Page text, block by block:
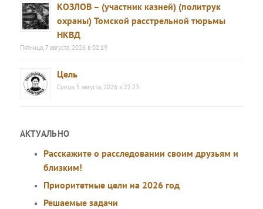
КОЗЛОВ – (участник казней) (политрук
охраны) Томской расстрельной тюрьмы
НКВД
Пятница, 7 августа, 2026 в 02:19
Цель
Среда, 5 августа, 2026 в 22:23
АКТУАЛЬНО
Расскажите о расследовании своим друзьям и
близким!
Приоритетные цели на 2026 год
Решаемые задачи